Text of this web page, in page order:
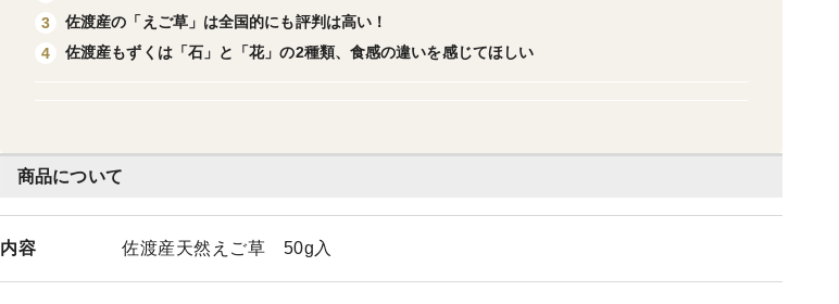
商品について
内容 佐渡産天然えご草 50g入
3
佐渡産の「えご草」は全国的にも評判は高い！
4
佐渡産もずくは「石」と「花」の2種類、食感の違いを感じてほしい